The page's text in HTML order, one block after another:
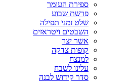
ספירת העומר
פרשת שבוע
שלט זמני תפילה
השבטים ויטראזים
אשר יצר
קופות צדקה
למנצח
עלינו לשבח
סדר קידוש לבנה